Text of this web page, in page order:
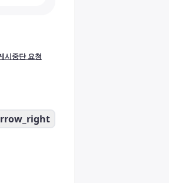
시중단 요청